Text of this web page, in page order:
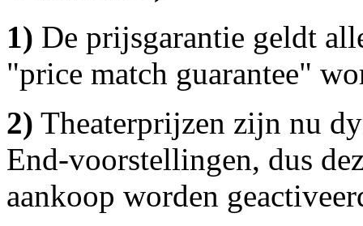
1) De prijsgarantie geldt
"price match guarantee"
2) Theaterprijzen zijn nu
End-voorstellingen, dus
aankoop worden